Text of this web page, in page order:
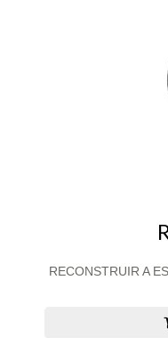
RECONSTRUIR A